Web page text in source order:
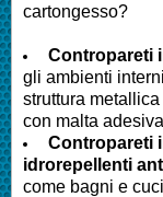
cartongesso?
Contropareti
gli ambienti
struttura
con malta adesiva
Contropareti
idrorepellenti
come bagni e